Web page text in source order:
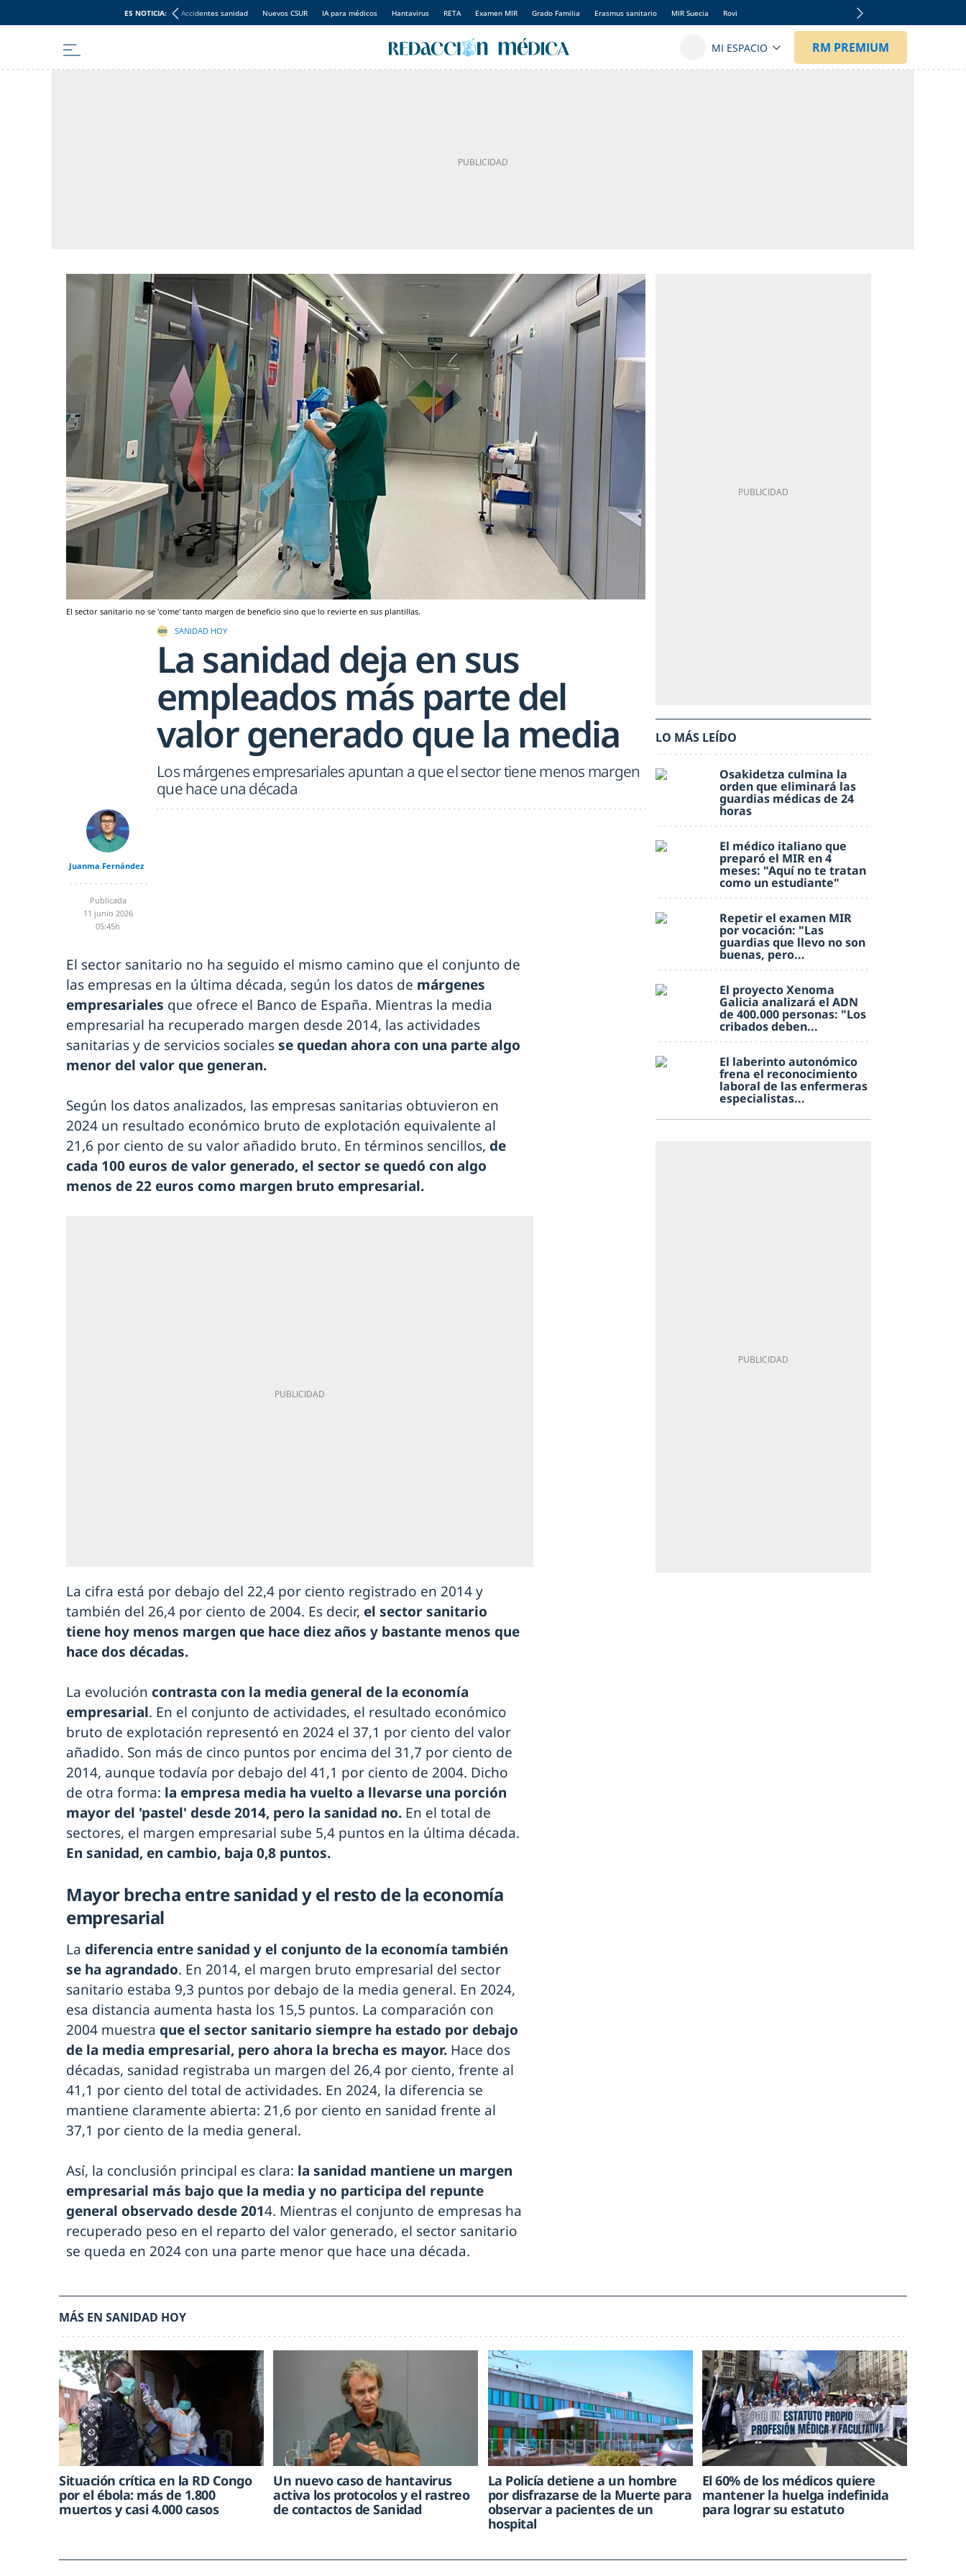
ES NOTICIA: Accidentes sanidad Nuevos CSUR IA para médicos Hantavirus RETA Examen MIR Grado Familia Erasmus sanitario MIR Suecia Rovi
El sector sanitario no se 'come' tanto margen de beneficio sino que lo revierte en sus plantillas.
SANIDAD HOY
La sanidad deja en sus
empleados más parte del
valor generado que la media
Los márgenes empresariales apuntan a que el sector tiene menos margen
que hace una década
Juanma Fernández
Publicada
11 junio 2026
05:45h
El sector sanitario no ha seguido el mismo camino que el conjunto de
las empresas en la última década, según los datos de márgenes
empresariales que ofrece el Banco de España. Mientras la media
empresarial ha recuperado margen desde 2014, las actividades
sanitarias y de servicios socialesse quedan ahora con una parte algo
menor del valor que generan.
Según los datos analizados, las empresas sanitarias obtuvieron en
2024 un resultado económico bruto de explotación equivalente al
21,6 por ciento de su valor añadido bruto. En términos sencillos, de
cada 100 euros de valor generado, el sector se quedó con algo
menos de 22 euros como margen bruto empresarial.
La cifra está por debajo del 22,4 por ciento registrado en 2014 y
también del 26,4 por ciento de 2004. Es decir, el sector sanitario
tiene hoy menos margen que hace diez años y bastante menos que
hace dos décadas.
La evolución contrasta con la media general de la economía
empresarial. En el conjunto de actividades, el resultado económico
bruto de explotación representó en 2024 el 37,1 por ciento del valor
añadido. Son más de cinco puntos por encima del 31,7 por ciento de
2014, aunque todavía por debajo del 41,1 por ciento de 2004. Dicho
de otra forma: la empresa media ha vuelto a llevarse una porción
mayor del 'pastel' desde 2014, pero la sanidad no. En el total de
sectores, el margen empresarial sube 5,4 puntos en la última década.
En sanidad, en cambio, baja 0,8 puntos.
Mayor brecha entre sanidad y el resto de la economía
empresarial
La diferencia entre sanidad y el conjunto de la economía también
se ha agrandado. En 2014, el margen bruto empresarial del sector
sanitario estaba 9,3 puntos por debajo de la media general. En 2024,
esa distancia aumenta hasta los 15,5 puntos. La comparación con
2004 muestra que el sector sanitario siempre ha estado por debajo
de la media empresarial, pero ahora la brecha es mayor. Hace dos
décadas, sanidad registraba un margen del 26,4 por ciento, frente al
41,1 por ciento del total de actividades. En 2024, la diferencia se
mantiene claramente abierta: 21,6 por ciento en sanidad frente al
37,1 por ciento de la media general.
Así, la conclusión principal es clara: la sanidad mantiene un margen
empresarial más bajo que la media y no participa del repunte
general observado desde 2014. Mientras el conjunto de empresas ha
recuperado peso en el reparto del valor generado, el sector sanitario
se queda en 2024 con una parte menor que hace una década.
LO MÁS LEÍDO
Osakidetza culmina la
orden que eliminará las
guardias médicas de 24
horas
El médico italiano que
preparó el MIR en 4
meses: "Aquí no te tratan
como un estudiante"
Repetir el examen MIR
por vocación: "Las
guardias que llevo no son
buenas, pero...
El proyecto Xenoma
Galicia analizará el ADN
de 400.000 personas: "Los
cribados deben...
El laberinto autonómico
frena el reconocimiento
laboral de las enfermeras
especialistas...
MÁS EN SANIDAD HOY
Situación crítica en la RD Congo
por el ébola: más de 1.800
muertos y casi 4.000 casos
Un nuevo caso de hantavirus
activa los protocolos y el rastreo
de contactos de Sanidad
La Policía detiene a un hombre
por disfrazarse de la Muerte para
observar a pacientes de un
hospital
El 60% de los médicos quiere
mantener la huelga indefinida
para lograr su estatuto